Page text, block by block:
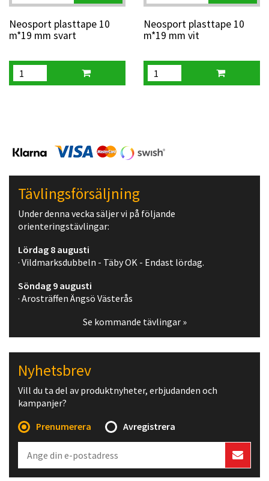
Neosport plasttape 10
m*19 mm svart
Neosport plasttape 10
m*19 mm vit
Tävlingsförsäljning
Under denna vecka säljer vi på följande
orienteringstävlingar:
Lördag 8 augusti
· Vildmarksdubbeln - Täby OK - Endast lördag.
Söndag 9 augusti
· Arosträffen Ängsö Västerås
Se kommande tävlingar »
Nyhetsbrev
Vill du ta del av produktnyheter, erbjudanden och
kampanjer?
Prenumerera
Avregistrera